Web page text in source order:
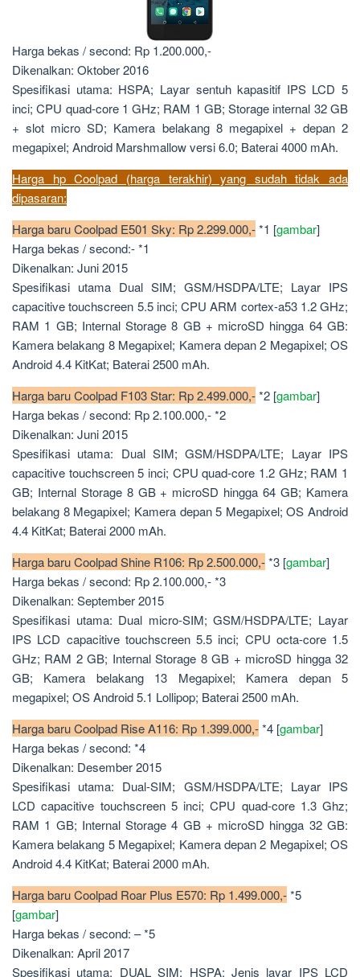
Harga bekas / second: Rp 1.200.000,-
Dikenalkan: Oktober 2016
Spesifikasi utama: HSPA; Layar sentuh kapasitif IPS LCD 5
inci; CPU quad-core 1 GHz; RAM 1 GB; Storage internal 32 GB
+ slot micro SD; Kamera belakang 8 megapixel + depan 2
megapixel; Android Marshmallow versi 6.0; Baterai 4000 mAh.
Harga hp Coolpad (harga terakhir) yang sudah tidak ada
dipasaran:
Harga baru Coolpad E501 Sky: Rp 2.299.000,-*1 [gambar]
Harga bekas / second:- *1
Dikenalkan: Juni 2015
Spesifikasi utama Dual SIM; GSM/HSDPA/LTE; Layar IPS
capacitive touchscreen 5.5 inci; CPU ARM cortex-a53 1.2 GHz;
RAM 1 GB; Internal Storage 8 GB + microSD hingga 64 GB:
Kamera belakang 8 Megapixel; Kamera depan 2 Megapixel; OS
Android 4.4 KitKat; Baterai 2500 mAh.
Harga baru Coolpad F103 Star: Rp 2.499.000,-*2 [gambar]
Harga bekas / second: Rp 2.100.000,- *2
Dikenalkan: Juni 2015
Spesifikasi utama: Dual SIM; GSM/HSDPA/LTE; Layar IPS
capacitive touchscreen 5 inci; CPU quad-core 1.2 GHz; RAM 1
GB; Internal Storage 8 GB + microSD hingga 64 GB; Kamera
belakang 8 Megapixel; Kamera depan 5 Megapixel; OS Android
4.4 KitKat; Baterai 2000 mAh.
Harga baru Coolpad Shine R106: Rp 2.500.000,-*3 [gambar]
Harga bekas / second: Rp 2.100.000,- *3
Dikenalkan: September 2015
Spesifikasi utama: Dual micro-SIM; GSM/HSDPA/LTE; Layar
IPS LCD capacitive touchscreen 5.5 inci; CPU octa-core 1.5
GHz; RAM 2 GB; Internal Storage 8 GB + microSD hingga 32
GB; Kamera belakang 13 Megapixel; Kamera depan 5
megapixel; OS Android 5.1 Lollipop; Baterai 2500 mAh.
Harga baru Coolpad Rise A116: Rp 1.399.000,-*4 [gambar]
Harga bekas / second: *4
Dikenalkan: Desember 2015
Spesifikasi utama: Dual-SIM; GSM/HSDPA/LTE; Layar IPS
LCD capacitive touchscreen 5 inci; CPU quad-core 1.3 Ghz;
RAM 1 GB; Internal Storage 4 GB + microSD hingga 32 GB:
Kamera belakang 5 Megapixel; Kamera depan 2 Megapixel; OS
Android 4.4 KitKat; Baterai 2000 mAh.
Harga baru Coolpad Roar Plus E570: Rp 1.499.000,-*5
[gambar]
Harga bekas / second: – *5
Dikenalkan: April 2017
Spesifikasi utama: DUAL SIM; HSPA; Jenis layar IPS LCD